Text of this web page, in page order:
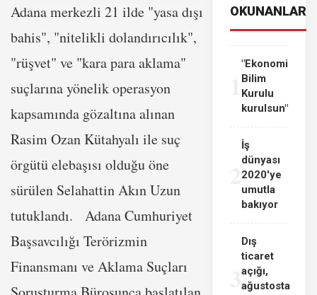
Adana merkezli 21 ilde "yasa dışı
bahis", "nitelikli dolandırıcılık",
"rüşvet" ve "kara para aklama"
suçlarına yönelik operasyon
kapsamında gözaltına alınan
Rasim Ozan Kütahyalı ile suç
örgütü elebaşısı olduğu öne
sürülen Selahattin Akın Uzun
tutuklandı. Adana Cumhuriyet
Başsavcılığı Terörizmin
Finansmanı ve Aklama Suçları
OKUNANLAR
"Ekonomi
Bilim
Kurulu
kurulsun"
İş
dünyası
2020'ye
umutla
bakıyor
3
Dış
ticaret
açığı,
ağustosta